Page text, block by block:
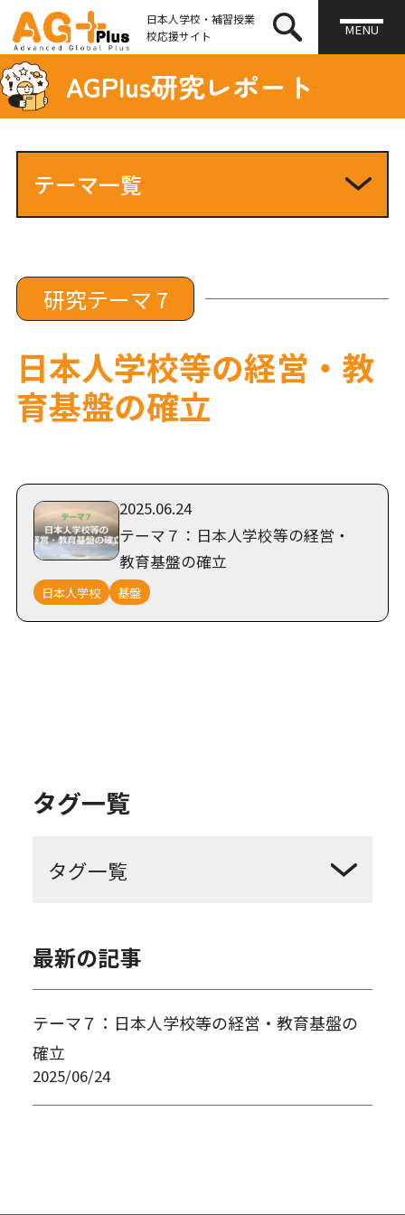
日本人学校・補習授業
校応援サイト
MENU
AGPlus研究レポート
テーマ一覧
研究テーマ3
研究テーマ5
研究テーマ7
研究テーマ 7
日本人学校等の経営・教
育基盤の確立
2025.06.24
テーマ７：日本人学校等の経営・
教育基盤の確立
日本人学校 基盤
タグ一覧
最新の記事
テーマ７：日本人学校等の経営・教育基盤の
確立
2025/06/24